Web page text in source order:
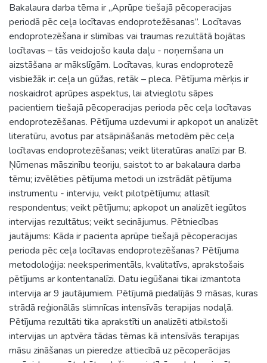
Bakalaura darba tēma ir „Aprūpe tiešajā pēcoperacijas
periodā pēc ceļa locītavas endoprotežēsanas”. Locītavas
endoprotezēšana ir slimības vai traumas rezultātā bojātas
locītavas – tās veidojošo kaula daļu - noņemšana un
aizstāšana ar mākslīgām. Locītavas, kuras endoprotezē
visbiežāk ir: ceļa un gūžas, retāk – pleca. Pētījuma mērķis ir
noskaidrot aprūpes aspektus, lai atvieglotu sāpes
pacientiem tiešajā pēcoperacijas perioda pēc ceļa locītavas
endoprotezēšanas. Pētījuma uzdevumi ir apkopot un analizēt
literatūru, avotus par atsāpināšanās metodēm pēc ceļa
locītavas endoprotezēšanas; veikt literatūras analīzi par B.
Ņūmenas māszinību teoriju, saistot to ar bakalaura darba
tēmu; izvēlēties pētījuma metodi un izstrādāt pētījuma
instrumentu - interviju, veikt pilotpētījumu; atlasīt
respondentus; veikt pētījumu; apkopot un analizēt iegūtos
intervijas rezultātus; veikt secinājumus. Pētniecības
jautājums: Kāda ir pacienta aprūpe tiešajā pēcoperacijas
perioda pēc ceļa locītavas endoprotezēšanas? Pētījuma
metodoloģija: neeksperimentāls, kvalitatīvs, aprakstošais
pētījums ar kontentanalīzi. Datu iegūšanai tikai izmantota
intervija ar 9 jautājumiem. Pētījumā piedalījās 9 māsas, kuras
strādā reģionālās slimnīcas intensīvās terapijas nodaļā.
Pētījuma rezultāti tika aprakstīti un analizēti atbilstoši
intervijas un aptvēra tādas tēmas kā intensīvās terapijas
māsu zināšanas un pieredze attiecībā uz pēcoperācijas